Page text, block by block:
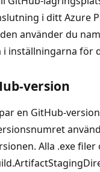
i ditt Azure
använder du
inställningarna för
version
en GitHub-
Alla .exe filer